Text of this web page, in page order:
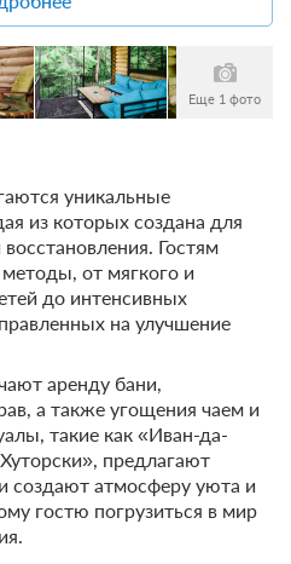
Дополнительный гость
1500 ₽/сутки
количество гостей
Новогодние праздники
6000 ₽/час
Дополнительный гость
1000 ₽/сеанс
Дети до десяти лет
50%
Еще 1 фото
уникальные
из которых создана для
Гостям
от мягкого и
до интенсивных
на улучшение
аренду бани,
а также угощения чаем и
такие как «Иван-да-
предлагают
создают атмосферу уюта и
гостю погрузиться в мир